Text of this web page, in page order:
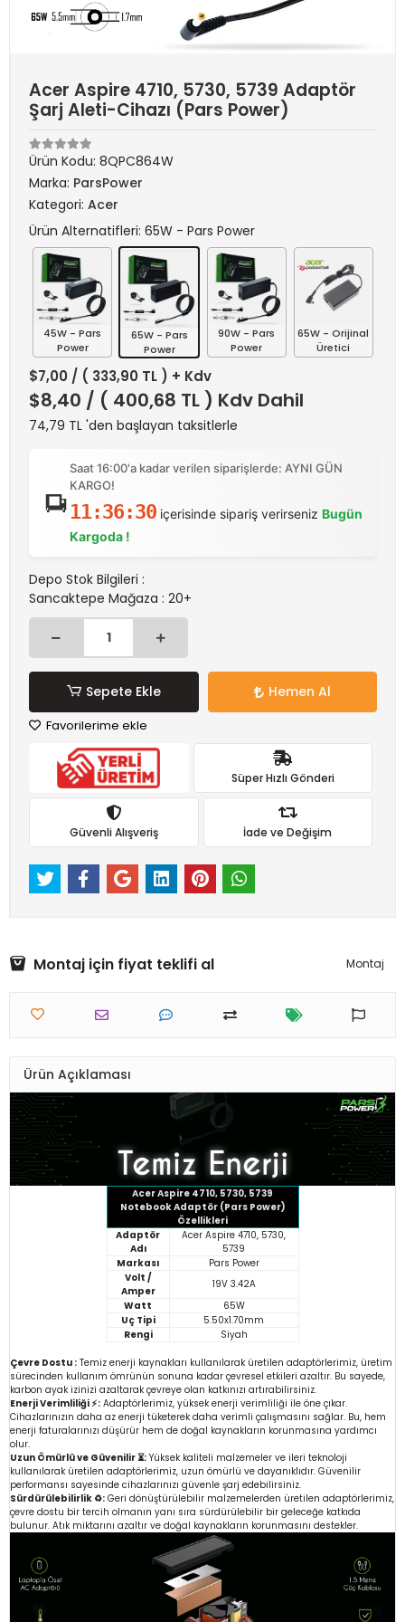
Acer Aspire 4710, 5730, 5739 Adaptör
Şarj Aleti-Cihazı (Pars Power)
Ürün Kodu: 8QPC864W
Marka: ParsPower
Kategori: Acer
Ürün Alternatifleri: 65W - Pars Power
45W - Pars
Power
65W - Pars
Power
90W - Pars
Power
65W - Orijinal
Üretici
$7,00 / ( 333,90 TL ) + Kdv
$8,40 / ( 400,68 TL ) Kdv Dahil
74,79 TL 'den başlayan taksitlerle
Saat 16:00'a kadar verilen siparişlerde: AYNI GÜN
KARGO!
11:36:29içerisinde sipariş verirseniz Bugün
Kargoda !
Depo Stok Bilgileri :
Sancaktepe Mağaza : 20+
Sepete Ekle Hemen Al
Favorilerime ekle
Süper Hızlı Gönderi
Güvenli Alışveriş İade ve Değişim
Montaj için fiyat teklifi al Montaj
Ürün Açıklaması
Acer Aspire 4710, 5730, 5739
Notebook Adaptör (Pars Power)
Özellikleri
Adaptör
Adı
Acer Aspire 4710, 5730,
5739
Markası
Pars Power
Volt /
Amper
19V 3.42A
Watt
65W
Uç Tipi
5.50x1.70mm
Rengi
Siyah
Çevre Dostu : Temiz enerji kaynakları kullanılarak üretilen adaptörlerimiz, üretim
sürecinden kullanım ömrünün sonuna kadar çevresel etkileri azaltır. Bu sayede,
karbon ayak izinizi azaltarak çevreye olan katkınızı artırabilirsiniz.
Enerji Verimliliği ⚡: Adaptörlerimiz, yüksek enerji verimliliği ile öne çıkar.
Cihazlarınızın daha az enerji tüketerek daha verimli çalışmasını sağlar. Bu, hem
enerji faturalarınızı düşürür hem de doğal kaynakların korunmasına yardımcı
olur.
Uzun Ömürlü ve Güvenilir ⏳: Yüksek kaliteli malzemeler ve ileri teknoloji
kullanılarak üretilen adaptörlerimiz, uzun ömürlü ve dayanıklıdır. Güvenilir
performansı sayesinde cihazlarınızı güvenle şarj edebilirsiniz.
Sürdürülebilirlik ♻️: Geri dönüştürülebilir malzemelerden üretilen adaptörlerimiz,
çevre dostu bir tercih olmanın yanı sıra sürdürülebilir bir geleceğe katkıda
bulunur. Atık miktarını azaltır ve doğal kaynakların korunmasını destekler.